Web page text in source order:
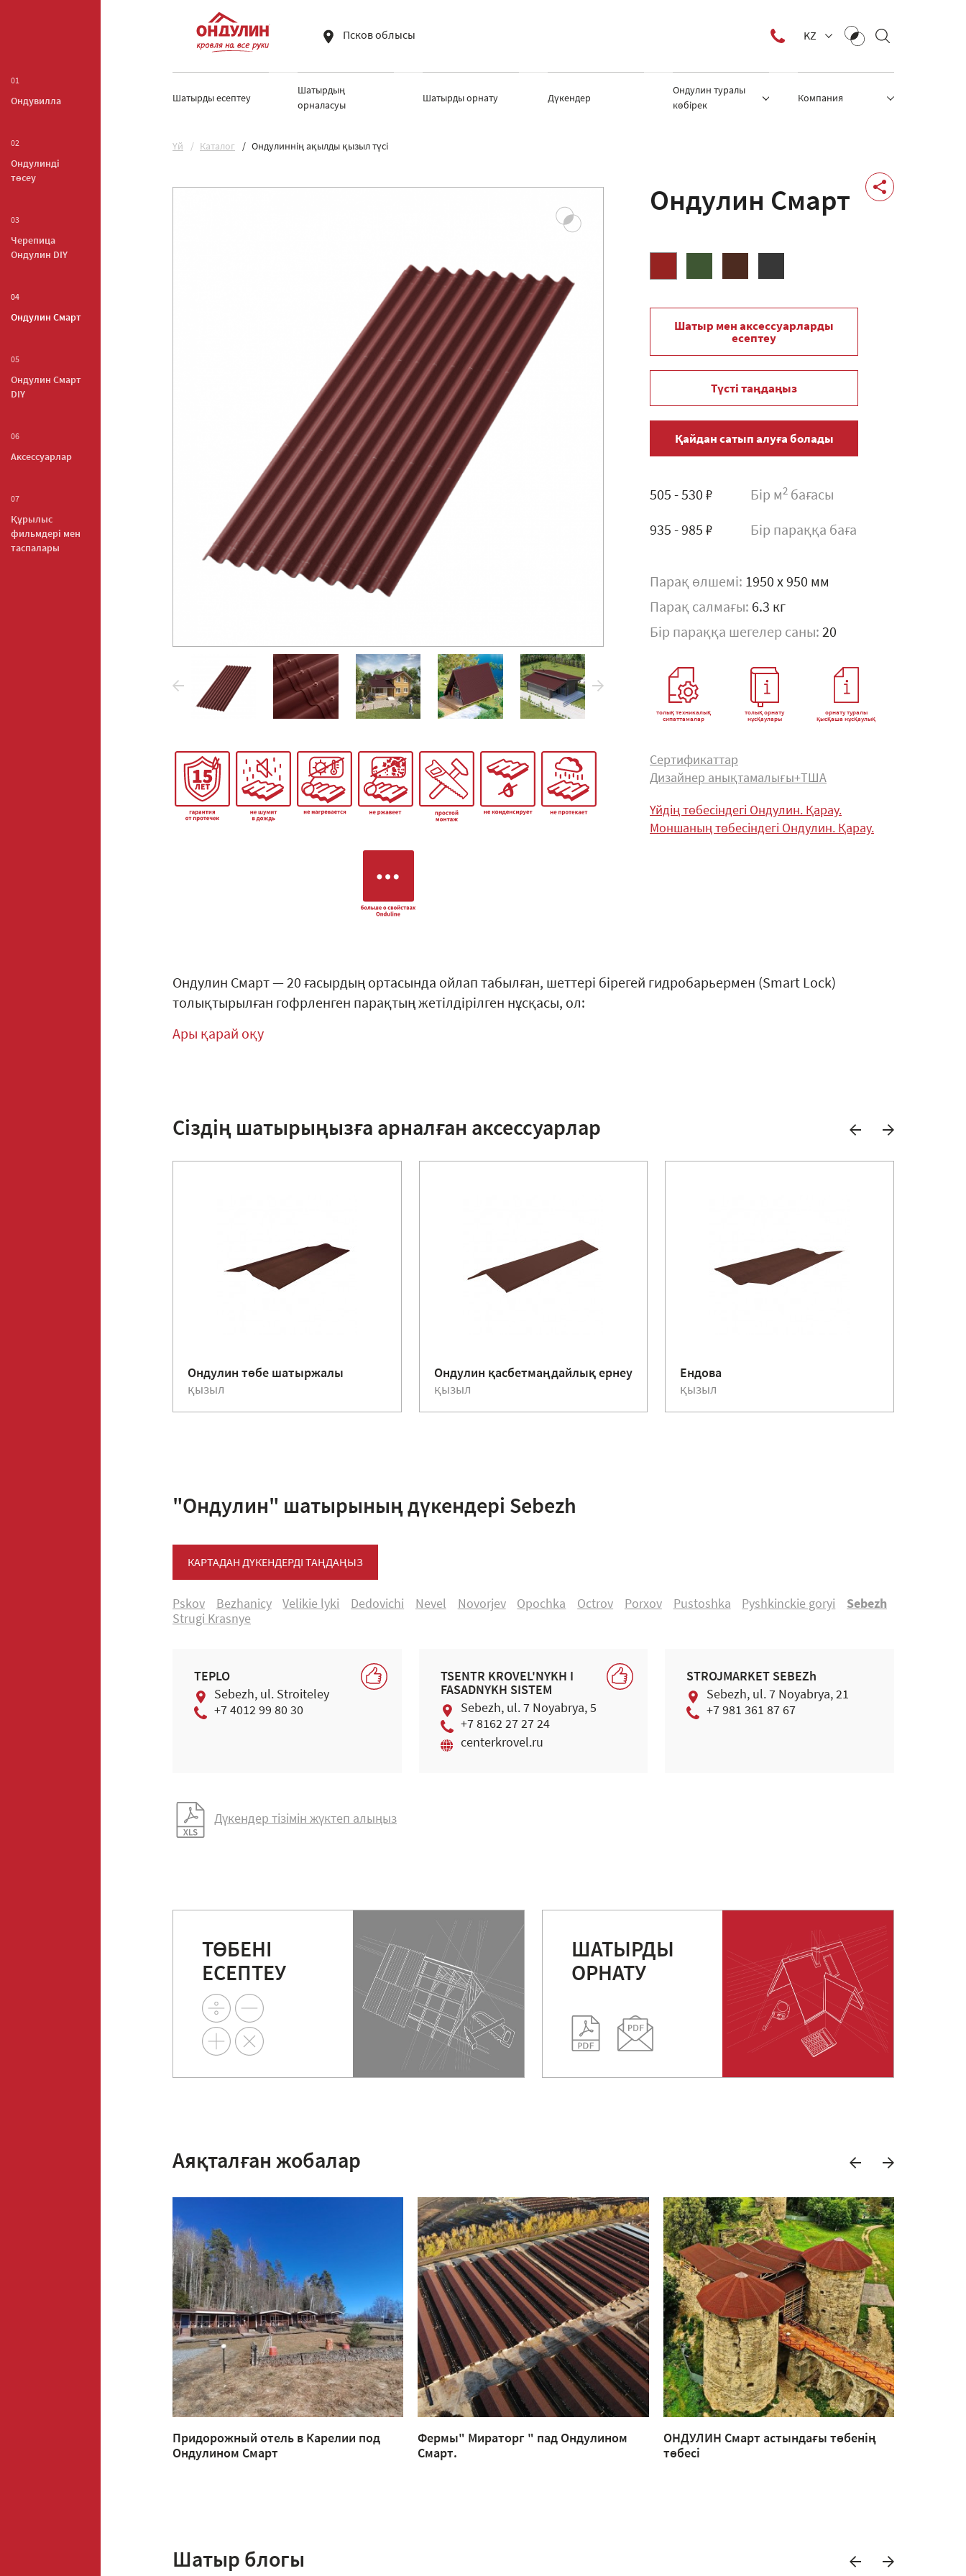
01
Ондувилла
02
Ондулинді
төсеу
03
Черепица
Ондулин DIY
04
Ондулин Смарт
05
Ондулин Смарт
DIY
06
Аксессуарлар
07
Құрылыс
фильмдері мен
таспалары
Псков облысы KZ
Шатырды есептеу
Шатырдың
орналасуы
Шатырды орнату Дүкендер
Ондулин туралы
көбірек
Компания
Yй Каталог Ондулиннің ақылды қызыл түсі
Ондулин Смарт
Шатыр мен аксессуарларды
есептеу
Түсті таңдаңыз
Қайдан сатып алуға болады
505 - 530 ₽ Бір м2 бағасы
935 - 985 ₽ Бір параққа баға
Парақ өлшемі: 1950 x 950 мм
Парақ салмағы: 6.3 кг
Бір параққа шегелер саны: 20
толық техникалық
сипаттамалар
толық орнату
нұсқаулары
орнату туралы
қысқаша нұсқаулық
Сертификаттар
Дизайнер анықтамалығы+ТША
Үйдің төбесіндегі Ондулин. Қарау.
Моншаның төбесіндегі Ондулин. Қарау.
Ондулин Смарт — 20 ғасырдың ортасында ойлап табылған, шеттері бірегей гидробарьермен (Smart Lock)
толықтырылған гофрленген парақтың жетілдірілген нұсқасы, ол:
Ары қарай оқу
Сіздің шатырыңызға арналған аксессуарлар
Ондулин төбе шатыржалы
қызыл
Ондулин қасбетмаңдайлық ернеу
қызыл
Ендова
қызыл
"Ондулин" шатырының дүкендері Sebezh
КАРТАДАН ДҮКЕНДЕРДІ ТАҢДАҢЫЗ
Pskov Bezhanicy Velikie lуki Dedоvichi Nevel Nоvоrjev Оpоchka Оctrоv Pоrхоv Pustoshka Pуshkinckie gоryi
Sebezh
Strugi Krasnye
TEPLO
Sebezh, ul. Stroiteley
+7 4012 99 80 30
TSENTR KROVEL'NYKH I
FASADNYKH SISTEM
Sebezh, ul. 7 Noyabrya, 5
+7 8162 27 27 24
centerkrovel.ru
STROJMARKET SEBEZh
Sebezh, ul. 7 Noyabrya, 21
+7 981 361 87 67
Дүкендер тізімін жүктеп алыңыз
ТӨБЕНІ
ЕСЕПТЕУ
ШАТЫРДЫ
ОРНАТУ
Аяқталған жобалар
Придорожный отель в Карелии под
Ондулином Смарт
Фермы" Мираторг " пад Ондулином
Смарт.
ОНДУЛИН Смарт астындағы төбенің
төбесі
Шатыр блогы